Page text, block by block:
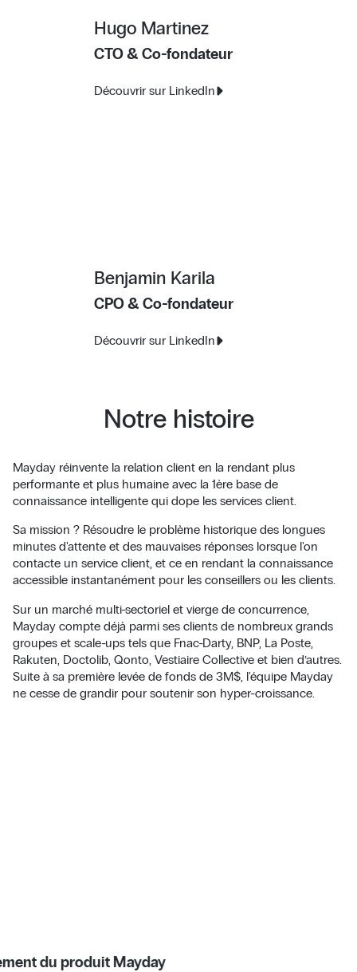
Hugo Martinez
CTO & Co-fondateur
Découvrir sur LinkedIn
Benjamin Karila
CPO & Co-fondateur
Découvrir sur LinkedIn
Notre histoire
Mayday réinvente la relation client en la rendant plus
performante et plus humaine avec la 1ère base de
connaissance intelligente qui dope les services client.
Sa mission ? Résoudre le problème historique des longues
minutes d'attente et des mauvaises réponses lorsque l'on
contacte un service client, et ce en rendant la connaissance
accessible instantanément pour les conseillers ou les clients.
Sur un marché multi-sectoriel et vierge de concurrence,
Mayday compte déjà parmi ses clients de nombreux grands
groupes et scale-ups tels que Fnac-Darty, BNP, La Poste,
Rakuten, Doctolib, Qonto, Vestiaire Collective et bien d’autres.
Suite à sa première levée de fonds de 3M$, l'équipe Mayday
ne cesse de grandir pour soutenir son hyper-croissance.
Mayday